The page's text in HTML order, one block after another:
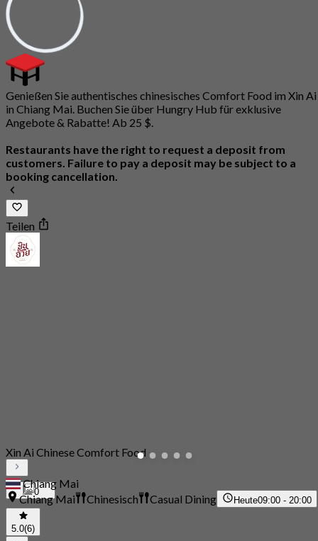
Genießen Sie authentisches chinesisches Comfort Food im Xin Ai
in Chiang Mai. Buchen Sie über Hungry Hub für exklusive
Angebote & Rabatte! Ab 25 $.
Restaurants have the right to request a deposit from
customers. Failure to pay a deposit may be subject to a
booking cancellation.
Teilen
0
Xin Ai Chinese Comfort Food
Chiang Mai
Chiang Mai
Chinesisch Casual Dining Heute09:00 - 20:00
5.0(6)